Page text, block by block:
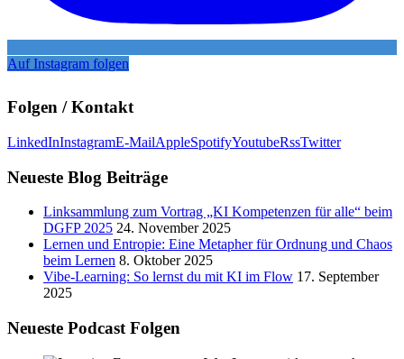
Auf Instagram folgen
Folgen / Kontakt
LinkedInInstagramE-MailAppleSpotifyYoutubeRssTwitter
Neueste Blog Beiträge
Linksammlung zum Vortrag „KI Kompetenzen für alle“ beim
DGFP 2025 24. November 2025
Lernen und Entropie: Eine Metapher für Ordnung und Chaos
beim Lernen 8. Oktober 2025
Vibe-Learning: So lernst du mit KI im Flow 17. September
2025
Neueste Podcast Folgen